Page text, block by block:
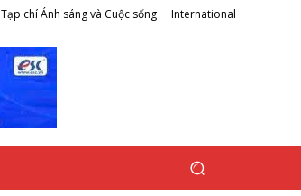
Tạp chí Ánh sáng và Cuộc sống International